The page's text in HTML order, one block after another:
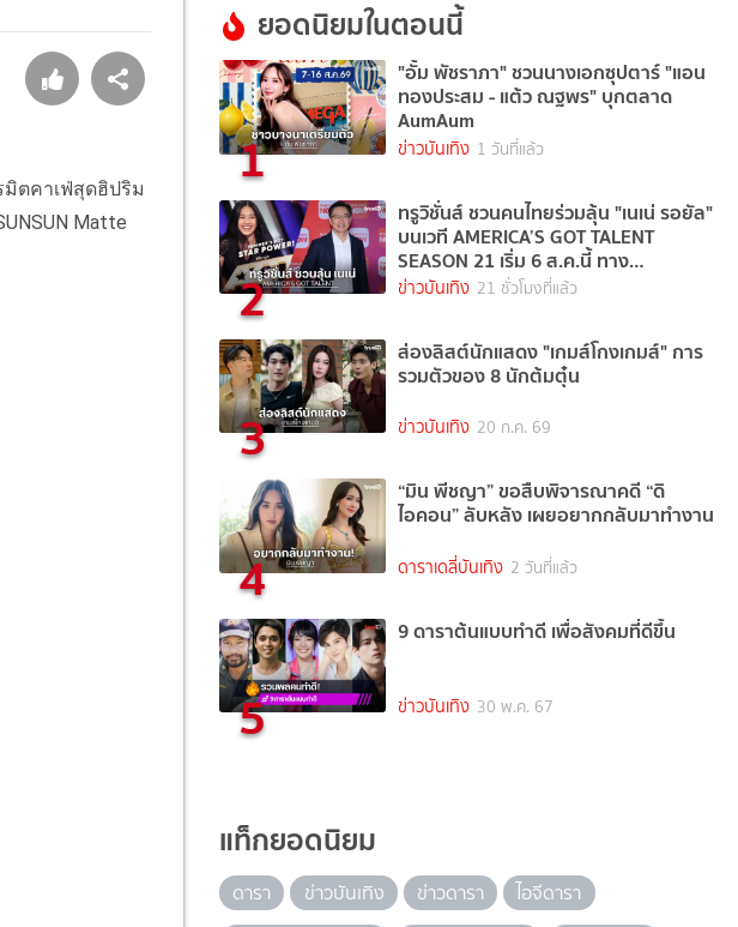
มิตคาเฟ่สุดฮิปริม
Matte
ยอดนิยมในตอนนี้
1
"อั้ม พัชราภา" ชวนนางเอกซุปตาร์ "แอน
ทองประสม - แต้ว ณฐพร" บุกตลาด
AumAum
ข่าวบันเทิง 1 วันที่แล้ว
2
ทรูวิชั่นส์ ชวนคนไทยร่วมลุ้น "เนเน่ รอยัล"
บนเวที AMERICA’S GOT TALENT
SEASON 21 เริ่ม 6 ส.ค.นี้ ทาง
TrueVisions NOW
ข่าวบันเทิง 21 ชั่วโมงที่แล้ว
3
ส่องลิสต์นักแสดง "เกมส์โกงเกมส์" การ
รวมตัวของ 8 นักต้มตุ๋น
ข่าวบันเทิง 20 ก.ค. 69
4
“มิน พีชญา” ขอสืบพิจารณาคดี “ดิ
ไอคอน” ลับหลัง เผยอยากกลับมาทำงาน
ดาราเดลี่บันเทิง 2 วันที่แล้ว
5
9 ดาราต้นแบบทำดี เพื่อสังคมที่ดีขึ้น
ข่าวบันเทิง 30 พ.ค. 67
แท็กยอดนิยม
ดารา ข่าวบันเทิง ข่าวดารา
ไอจีดารา